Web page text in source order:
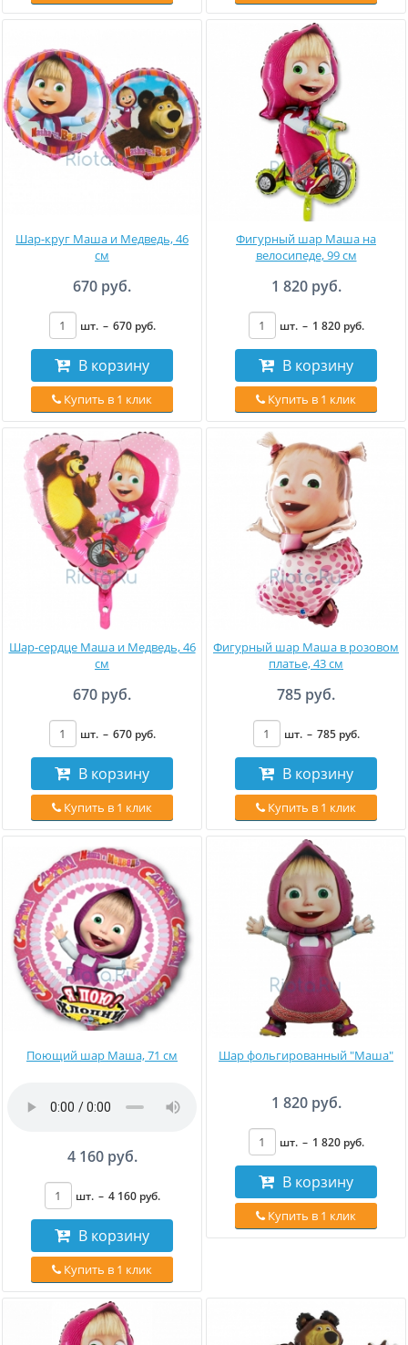
Шар-круг Маша и Медведь, 46
см
670 руб.
шт. – 670 руб.
В корзину
Купить в 1 клик
Фигурный шар Маша на
велосипеде, 99 см
1 820 руб.
шт. – 1 820 руб.
В корзину
Купить в 1 клик
Шар-сердце Маша и Медведь, 46
см
670 руб.
шт. – 670 руб.
В корзину
Купить в 1 клик
Фигурный шар Маша в розовом
платье, 43 см
785 руб.
шт. – 785 руб.
В корзину
Купить в 1 клик
Поющий шар Маша, 71 см
4 160 руб.
шт. – 4 160 руб.
В корзину
Купить в 1 клик
Шар фольгированный "Маша"
1 820 руб.
шт. – 1 820 руб.
В корзину
Купить в 1 клик